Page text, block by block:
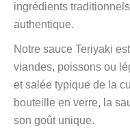
ingrédients
authentique.
Notre sauce Teriyaki
viandes, poissons ou
et salée typique de la
bouteille en verre, la
son goût unique.